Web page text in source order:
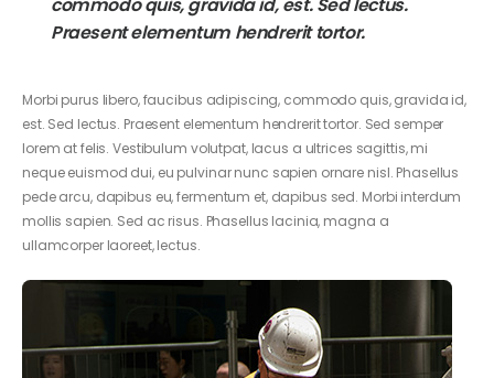
Praesent elementum hendrerit tortor.
Morbi purus libero, faucibus adipiscing, commodo quis, gravida id,
est. Sed lectus. Praesent elementum hendrerit tortor. Sed semper
lorem at felis. Vestibulum volutpat, lacus a ultrices sagittis, mi
neque euismod dui, eu pulvinar nunc sapien ornare nisl. Phasellus
pede arcu, dapibus eu, fermentum et, dapibus sed. Morbi interdum
mollis sapien. Sed ac risus. Phasellus lacinia, magna a
ullamcorper laoreet, lectus.